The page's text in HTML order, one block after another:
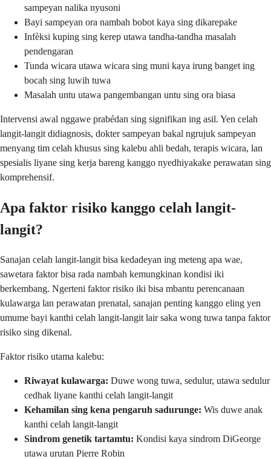
sampeyan nalika nyusoni
Bayi sampeyan ora nambah bobot kaya sing dikarepake
Infèksi kuping sing kerep utawa tandha-tandha masalah
pendengaran
Tunda wicara utawa wicara sing muni kaya irung banget ing
bocah sing luwih tuwa
Masalah untu utawa pangembangan untu sing ora biasa
Intervensi awal nggawe prabédan sing signifikan ing asil. Yen celah
langit-langit didiagnosis, dokter sampeyan bakal ngrujuk sampeyan
menyang tim celah khusus sing kalebu ahli bedah, terapis wicara, lan
spesialis liyane sing kerja bareng kanggo nyedhiyakake perawatan sing
komprehensif.
Apa faktor risiko kanggo celah langit-
langit?
Sanajan celah langit-langit bisa kedadeyan ing meteng apa wae,
sawetara faktor bisa rada nambah kemungkinan kondisi iki
berkembang. Ngerteni faktor risiko iki bisa mbantu perencanaan
kulawarga lan perawatan prenatal, sanajan penting kanggo eling yen
umume bayi kanthi celah langit-langit lair saka wong tuwa tanpa faktor
risiko sing dikenal.
Faktor risiko utama kalebu:
Riwayat kulawarga: Duwe wong tuwa, sedulur, utawa sedulur
cedhak liyane kanthi celah langit-langit
Kehamilan sing kena pengaruh sadurunge: Wis duwe anak
kanthi celah langit-langit
Sindrom genetik tartamtu: Kondisi kaya sindrom DiGeorge
utawa urutan Pierre Robin